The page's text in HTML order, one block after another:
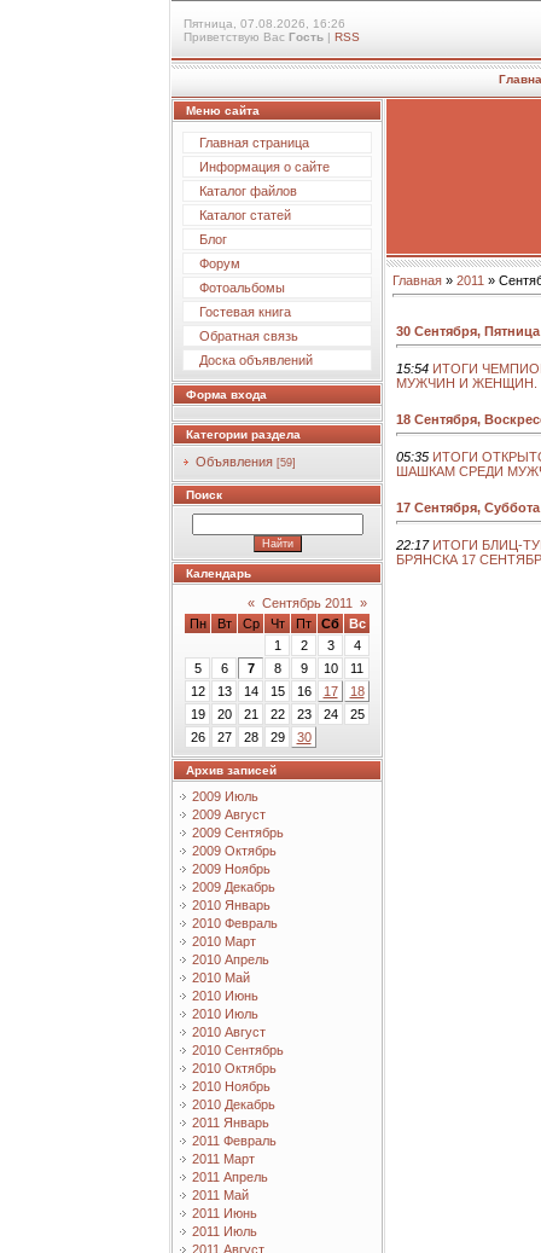
Пятница, 07.08.2026, 16:26
Приветствую Вас Гость | RSS
Меню сайта
Главная страница
Информация о сайте
Каталог файлов
Каталог статей
Блог
Форум
Фотоальбомы
Гостевая книга
Обратная связь
Доска объявлений
Форма входа
Категории раздела
Объявления [59]
Поиск
Календарь
« Сентябрь 2011
»
Пн
Вт Ср Чт Пт Сб
Вс
1
2 3
4
5
6 7 8 9 10
11
12
13 14 15 16 17
18
19
20 21 22 23 24
25
26
27 28 29 30
Архив записей
2009 Июль
2009 Август
2009 Сентябрь
2009 Октябрь
2009 Ноябрь
2009 Декабрь
2010 Январь
2010 Февраль
2010 Март
2010 Апрель
2010 Май
2010 Июнь
2010 Июль
2010 Август
2010 Сентябрь
2010 Октябрь
2010 Ноябрь
2010 Декабрь
2011 Январь
2011 Февраль
2011 Март
2011 Апрель
2011 Май
2011 Июнь
2011 Июль
2011 Август
Главная » 2011 »
30 Сентября, Пятница
15:54 ИТОГИ
МУЖЧИН И ЖЕНЩИН.
18 Сентября,
05:35 ИТОГИ
ШАШКАМ СРЕДИ
17 Сентября, Суббота
22:17 ИТОГИ БЛИЦ-
БРЯНСКА 17